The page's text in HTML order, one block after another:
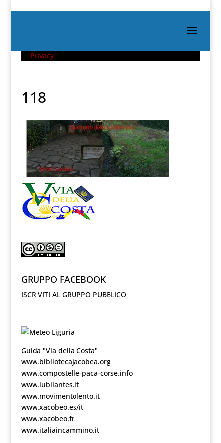
Privacy
118
GRUPPO FACEBOOK
ISCRIVITI AL GRUPPO PUBBLICO
Guida "Via della Costa"
www.bibliotecajacobea.org
www.compostelle-paca-corse.info
www.iubilantes.it
www.movimentolento.it
www.xacobeo.es/it
www.xacobeo.fr
www.italiaincammino.it